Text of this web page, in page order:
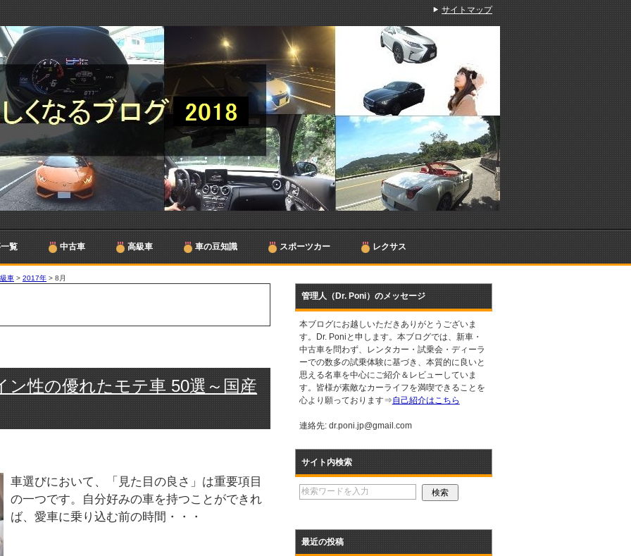
覧 中古車 高級車 車の豆知識 スポーツカー レクサス
車 > 2017年 > 8月
ン性の優れたモテ車 50選～国産
車選びにおいて、「見た目の良さ」は重要項目
の一つです。自分好みの車を持つことができれ
ば、愛車に乗り込む前の時間・・・
管理人（Dr. Poni）のメッセージ
本ブログにお越しいただきありがとうございま
す。Dr. Poniと申します。本ブログでは、新車・
中古車を問わず、レンタカー・試乗会・ディーラ
ーでの数多の試乗体験に基づき、本質的に良いと
思える名車を中心にご紹介＆レビューしていま
す。皆様が素敵なカーライフを満喫できることを
心より願っております⇒自己紹介はこちら
連絡先: dr.poni.jp@gmail.com
サイト内検索
最近の投稿
サイトマップ